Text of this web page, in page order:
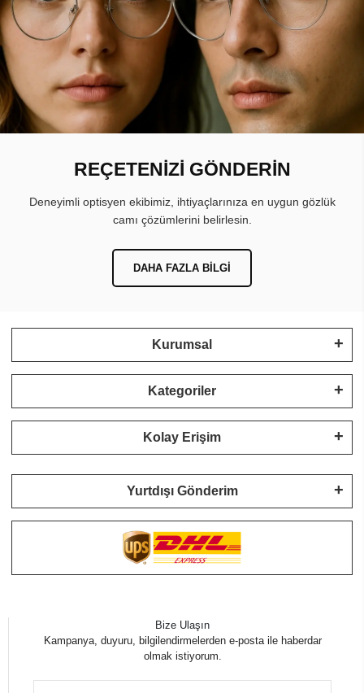
REÇETENİZİ GÖNDERİN
Deneyimli optisyen ekibimiz, ihtiyaçlarınıza en uygun gözlük
camı çözümlerini belirlesin.
DAHA FAZLA BILGI
Kurumsal
Kategoriler
Kolay Erişim
Yurtdışı Gönderim
Bize Ulaşın
Kampanya, duyuru, bilgilendirmelerden e-posta ile haberdar
olmak istiyorum.